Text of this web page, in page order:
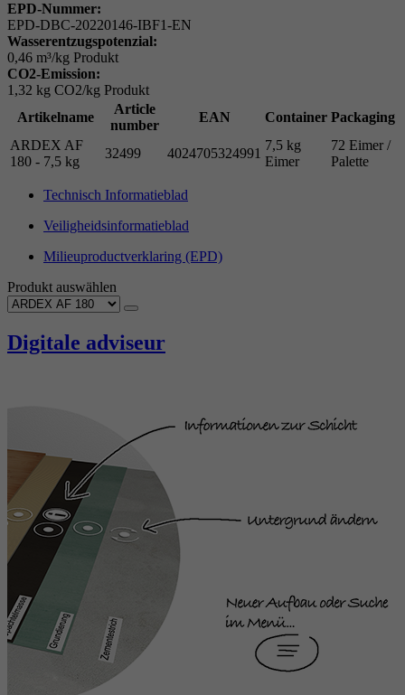
EPD-Nummer:
EPD-DBC-20220146-IBF1-EN
Wasserentzugspotenzial:
0,46 m³/kg Produkt
CO2-Emission:
1,32 kg CO2/kg Produkt
Artikelname
Article
number
EAN Container Packaging
ARDEX AF
180 - 7,5 kg
32499 4024705324991
7,5 kg
Eimer
72 Eimer /
Palette
Technisch Informatieblad
Veiligheidsinformatieblad
Milieuproductverklaring (EPD)
Produkt auswählen
Digitale adviseur